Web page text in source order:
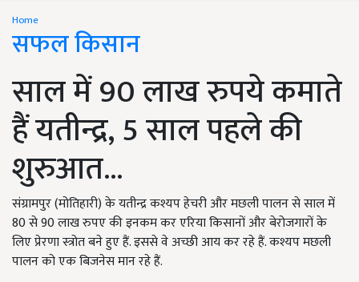
Home
सफल किसान
साल में 90 लाख रुपये कमाते
हैं यतीन्द्र, 5 साल पहले की
शुरुआत...
संग्रामपुर (मोतिहारी) के यतीन्द्र कश्यप हेचरी और मछली पालन से साल में
80 से 90 लाख रुपए की इनकम कर एरिया किसानों और बेरोजगारों के
लिए प्रेरणा स्त्रोत बने हुए हैं. इससे वे अच्छी आय कर रहे हैं. कश्यप मछली
पालन को एक बिजनेस मान रहे हैं.